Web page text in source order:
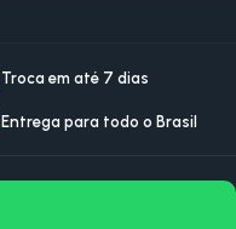
Troca em até 7 dias
Entrega para todo o Brasil